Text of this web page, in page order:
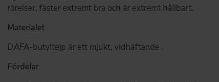
rörelser, fäster extremt bra och är extremt hållbart.
Materialet
DAFA-butyltejp är ett mjukt, vidhäftande .
Fördelar